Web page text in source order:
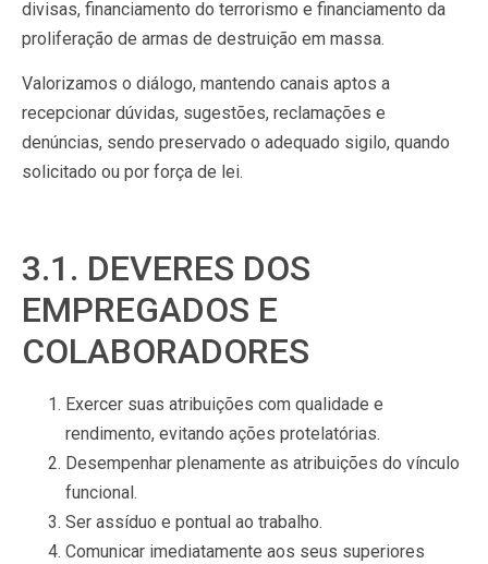
divisas, financiamento do terrorismo e financiamento da
proliferação de armas de destruição em massa.
Valorizamos o diálogo, mantendo canais aptos a
recepcionar dúvidas, sugestões, reclamações e
denúncias, sendo preservado o adequado sigilo, quando
solicitado ou por força de lei.
3.1. DEVERES DOS
EMPREGADOS E
COLABORADORES
Exercer suas atribuições com qualidade e
rendimento, evitando ações protelatórias.
Desempenhar plenamente as atribuições do vínculo
funcional.
Ser assíduo e pontual ao trabalho.
Comunicar imediatamente aos seus superiores